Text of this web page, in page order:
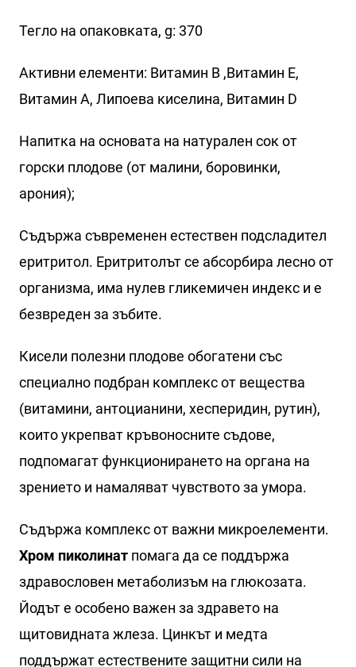
Тегло на опаковката, g: 370
Активни елементи: Витамин B ,Витамин E,
Витамин A, Липоева киселина, Витамин D
Напитка на основата на натурален сок от
горски плодове (от малини, боровинки,
арония);
Съдържа съвременен естествен подсладител
еритритол. Еритритолът се абсорбира лесно от
организма, има нулев гликемичен индекс и е
безвреден за зъбите.
Кисели полезни плодове обогатени със
специално подбран комплекс от вещества
(витамини, антоцианини, хесперидин, рутин),
които укрепват кръвоносните съдове,
подпомагат функционирането на органа на
зрението и намаляват чувството за умора.
Съдържа комплекс от важни микроелементи.
Хром пиколинат помага да се поддържа
здравословен метаболизъм на глюкозата.
Йодът е особено важен за здравето на
щитовидната жлеза. Цинкът и медта
поддържат естествените защитни сили на